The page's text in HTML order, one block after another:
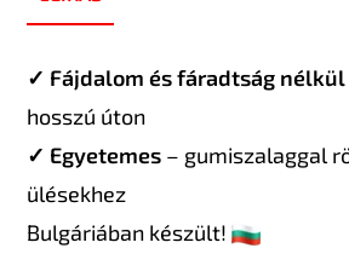
✓ Fájdalom és fáradtság nélkül
hosszú úton
✓ Egyetemes – gumiszalaggal
ülésekhez
Bulgáriában készült!